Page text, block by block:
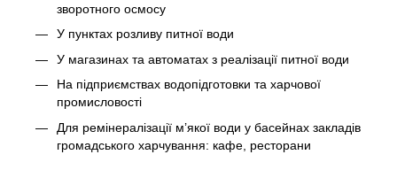
зворотного осмосу
У пунктах розливу питної води
У магазинах та автоматах з реалізації питної води
На підприємствах водопідготовки та харчової
промисловості
Для ремінералізації м’якої води у басейнах закладів
громадського харчування: кафе, ресторани